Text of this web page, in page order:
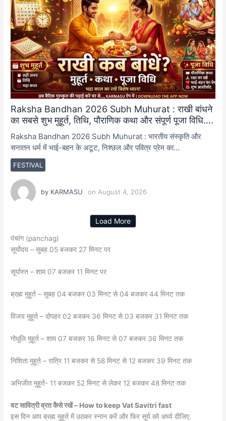
Raksha Bandhan 2026 Subh Muhurat : राखी बांधने
का सबसे शुभ मुहूर्त, तिथि, पौराणिक कथा और संपूर्ण पूजा विधि….
FESTIVAL
Raksha Bandhan 2026 Subh Muhurat : भारतीय संस्कृति और
सनातन धर्म में भाई-बहन के अटूट, निश्छल और पवित्र प्रेम का…
by KARMASU onAugust 4, 2026
Load More
पंचांग (panchag)
सूर्योदय – सुबह 05 बजकर 27 मिनट पर
सूर्यास्त – शाम 07 बजकर 11 मिनट पर
ब्रह्म मुहूर्त – सुबह 04 बजकर 03 मिनट से 04 बजकर 44 मिनट तक
विजय मुहूर्त – दोपहर 02 बजकर 36 मिनट से 03 बजकर 31 मिनट तक
गोधूलि मुहूर्त – शाम 07 बजकर 16 मिनट से 07 बजकर 36 मिनट तक
निशिता मुहूर्त – रात्रि 11 बजकर से 58 मिनट से 12 बजकर 39 मिनट तक
अभिजीत मुहूर्त- 11 बजकर 52 मिनट से लेकर 12 बजकर 48 मिनट तक
वट सावित्री व्रत कैसे रखें – How to keep Vat Savitri fast
इस दिन आप ब्रह्म मुहूर्त में उठकर स्नान करें और फिर सूर्य को अर्घ्य दीजिए.